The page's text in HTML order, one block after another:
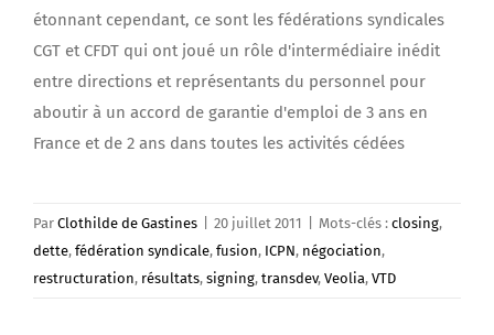
étonnant cependant, ce sont les fédérations syndicales
CGT et CFDT qui ont joué un rôle d'intermédiaire inédit
entre directions et représentants du personnel pour
aboutir à un accord de garantie d'emploi de 3 ans en
France et de 2 ans dans toutes les activités cédées
Par Clothilde de Gastines 20 juillet 2011 Mots-clés : closing,
dette, fédération syndicale, fusion, ICPN, négociation,
restructuration, résultats, signing, transdev, Veolia, VTD